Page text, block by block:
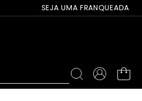
SEJA UMA FRANQUEADA